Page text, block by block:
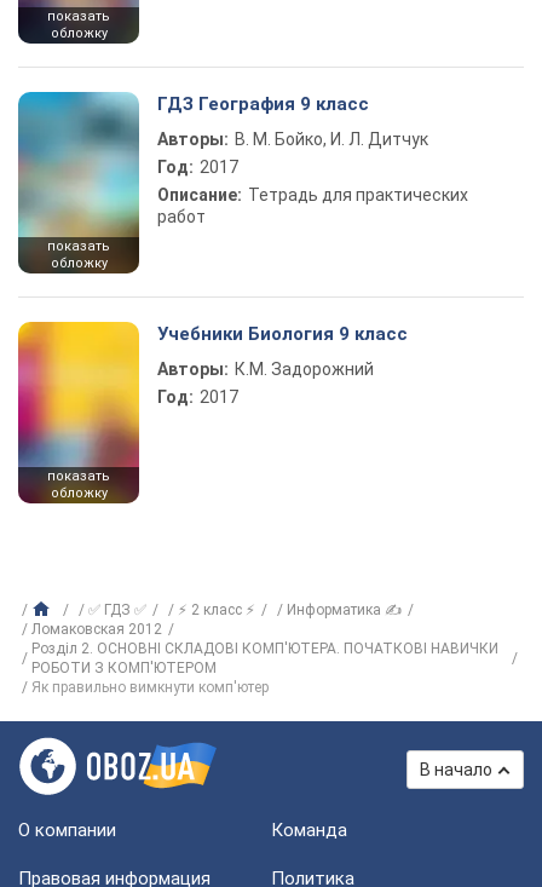
показать
обложку
показать
обложку
ГДЗ География 9 класс
Авторы: В. М. Бойко, И. Л. Дитчук
Год: 2017
Описание: Тетрадь для практических
работ
показать
обложку
Учебники Биология 9 класс
Авторы: К.М. Задорожний
Год: 2017
✅ ГДЗ ✅ ⚡ 2 класс ⚡
Информатика ✍
Ломаковская 2012
Розділ 2. ОСНОВНІ СКЛАДОВІ КОМП'ЮТЕРА. ПОЧАТКОВІ НАВИЧКИ
РОБОТИ З КОМП'ЮТЕРОМ
Як правильно вимкнути комп'ютер
В начало
О компании Команда
Правовая информация
Политика